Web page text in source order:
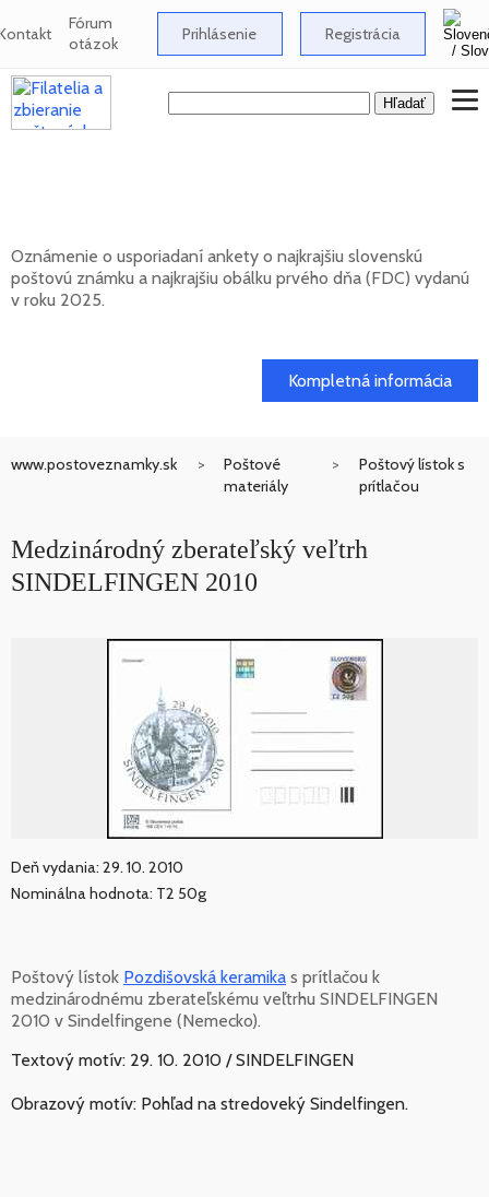
Fórum
otázok Prihlásenie Registrácia
Oznámenie o usporiadaní ankety o najkrajšiu slovenskú
poštovú známku a najkrajšiu obálku prvého dňa (FDC) vydanú
v roku 2025.
Kompletná informácia
www.postoveznamky.sk
Poštové
materiály
Poštový lístok s
prítlačou
Medzinárodný zberateľský veľtrh
SINDELFINGEN 2010
Deň vydania: 29. 10. 2010
Nominálna hodnota: T2 50g
Poštový lístok Pozdišovská keramika s prítlačou k
medzinárodnému zberateľskému veľtrhu SINDELFINGEN
2010 v Sindelfingene (Nemecko).
Textový motív: 29. 10. 2010 / SINDELFINGEN
Obrazový motív: Pohľad na stredoveký Sindelfingen.